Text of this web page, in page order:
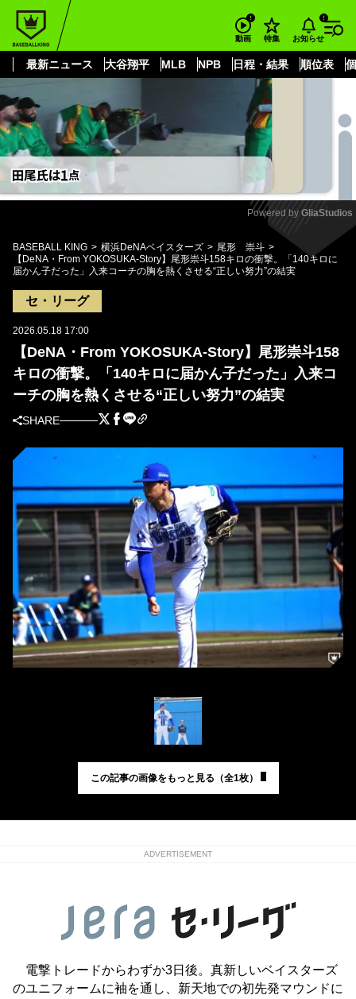
動画 特集 お知らせ
最新ニュース 大谷翔平 MLB NPB 日程・結果 順位表
もっと見る
Mute
Powered by GliaStudios
BASEBALL KING 横浜DeNAベイスターズ
尾形 崇斗
【DeNA・From YOKOSUKA-Story】尾形崇斗158キロの衝撃。「140キロに
届かん子だった」入来コーチの胸を熱くさせる“正しい努力”の結実
セ・リーグ
2026.05.18 17:00
【DeNA・From YOKOSUKA-Story】尾形崇斗158
キロの衝撃。「140キロに届かん子だった」入来コ
ーチの胸を熱くさせる“正しい努力”の結実
SHARE
この記事の画像をもっと見る（全1枚）
ADVERTISEMENT
電撃トレードからわずか3日後。真新しいベイスターズ
のユニフォームに袖を通し、新天地での初先発マウンドに